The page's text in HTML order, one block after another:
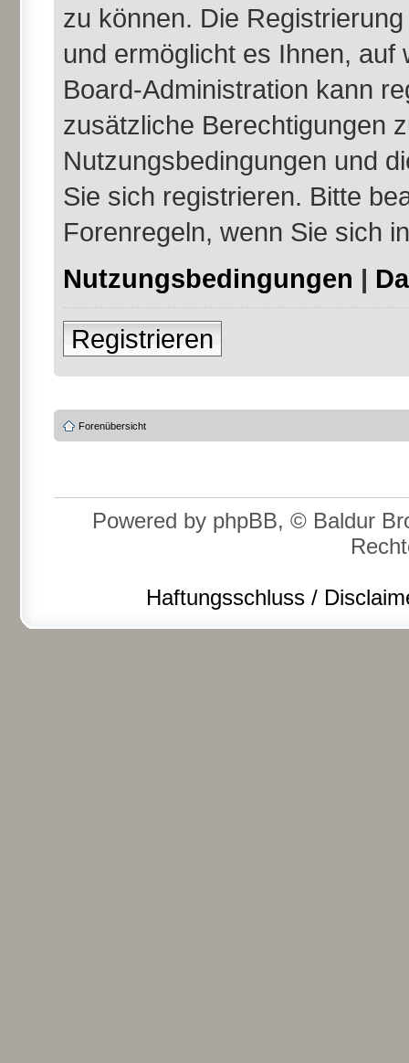
zu können. Die
und ermöglicht es Ihnen,
Board-Administration kann
zusätzliche Berechtigungen
Nutzungsbedingungen und
Sie sich registrieren. Bitte
Forenregeln, wenn Sie sich
Nutzungsbedingungen |
Registrieren
Forenübersicht
Powered by phpBB, © Baldur
Haftungsschluss /